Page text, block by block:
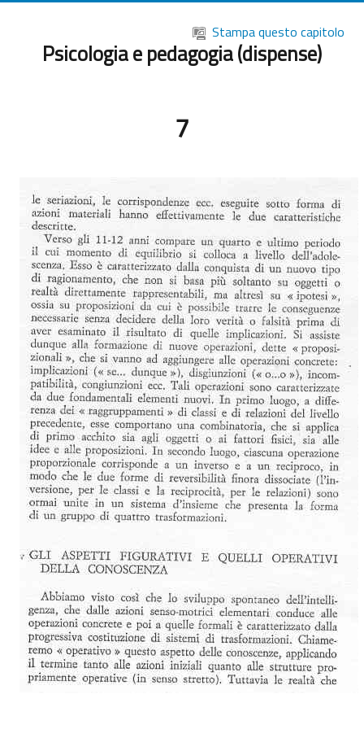
Vai al contenuto principale
Stampa questo capitolo
Psicologia e pedagogia (dispense)
7